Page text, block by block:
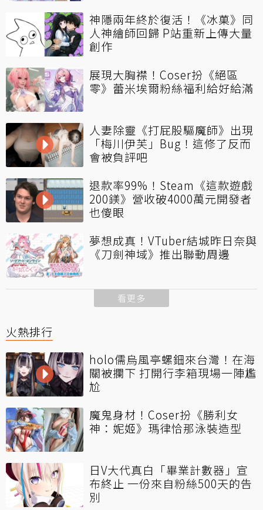
神隱兩年終於復活！《冰菓》同
人神繪師回歸 P站重新上傳大量
創作
展現大胸襟！Coser扮《絕區
零》蕾米埃爾粉絲福利給好給滿
人妻除靈《打屁股驅魔師》出現
「梅川伊芙」Bug！這修了反而
會被負評吧
退款率99%！Steam《這款遊戲
200鎂》營收破4000萬元開發者
也傻眼
夢想成真！VTuber結城昨日奈與
《刀劍神域》推出聯動周邊
看更多
火熱排行
holo儒烏風亭螺鈿來台灣！在海
關被攔下 打開行李箱現場一陣尷
尬
魔鬼身材！Coser扮《勝利女
神：妮姬》瑪律恰那泳裝造型
日V大代真白「畢業計數器」宣
布終止 一份來自粉絲500天的告
別